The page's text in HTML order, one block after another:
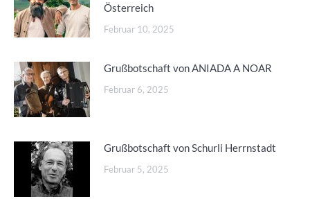
Österreich
Februar 10, 2025
Grußbotschaft von ANIADA A NOAR
Februar 6, 2025
Grußbotschaft von Schurli Herrnstadt
Februar 5, 2025